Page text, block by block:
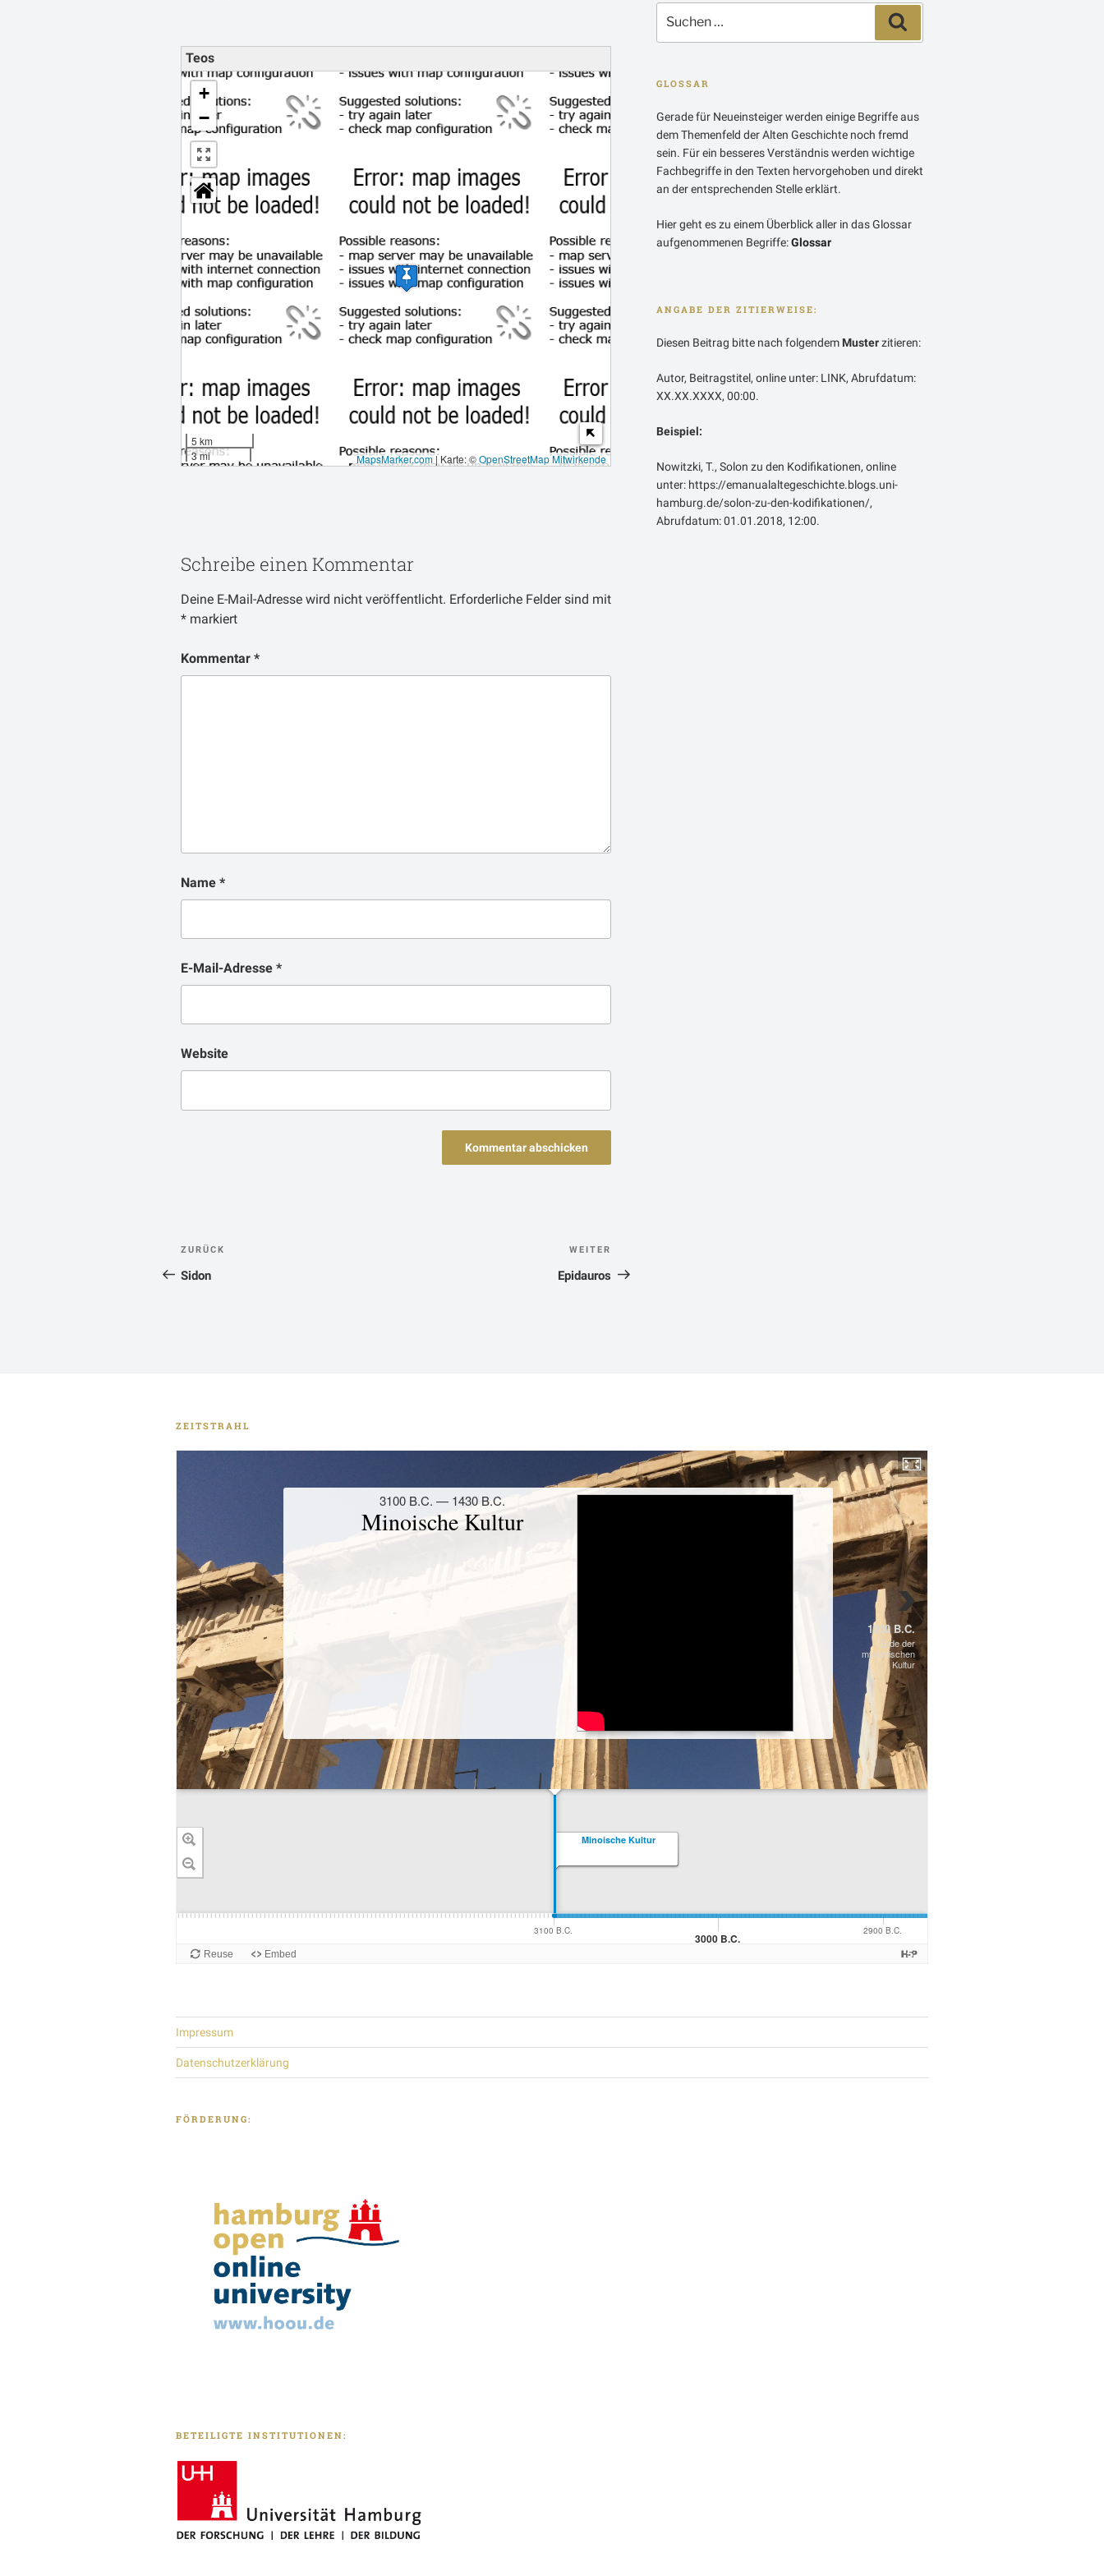
Teos
+
−
5 km
3 mi
MapsMarker.com |Karte: ©OpenStreetMap Mitwirkende
Schreibe einen Kommentar
Deine E-Mail-Adresse wird nicht veröffentlicht. Erforderliche Felder sind mit
* markiert
Kommentar *
Name *
E-Mail-Adresse *
Website
Beitragsnavigation
Vorheriger
Beitrag
ZURÜCK
Sidon
Beitrag
WEITER
Epidauros
nach:
GLOSSAR
Gerade für Neueinsteiger werden einige Begriffe aus
dem Themenfeld der Alten Geschichte noch fremd
sein. Für ein besseres Verständnis werden wichtige
Fachbegriffe in den Texten hervorgehoben und direkt
an der entsprechenden Stelle erklärt.
Hier geht es zu einem Überblick aller in das Glossar
aufgenommenen Begriffe:Glossar
ANGABE DER ZITIERWEISE:
Diesen Beitrag bitte nach folgendem Musterzitieren:
Autor, Beitragstitel, online unter: LINK, Abrufdatum:
XX.XX.XXXX, 00:00.
Beispiel:
Nowitzki, T., Solon zu den Kodifikationen, online
unter: https://emanualaltegeschichte.blogs.uni-
hamburg.de/solon-zu-den-kodifikationen/,
Abrufdatum: 01.01.2018, 12:00.
ZEITSTRAHL
Impressum
Datenschutzerklärung
FÖRDERUNG:
BETEILIGTE INSTITUTIONEN: